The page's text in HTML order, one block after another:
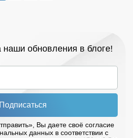
обновления в блоге!
Подписаться
Вы даете своё согласие
данных в соответствии с